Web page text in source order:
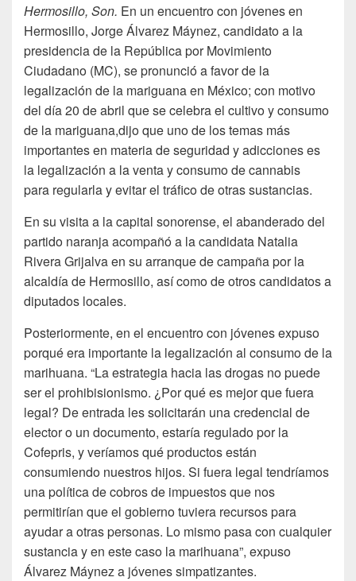
Hermosillo, Son. En un encuentro con jóvenes en
Hermosillo, Jorge Álvarez Máynez, candidato a la
presidencia de la República por Movimiento
Ciudadano (MC), se pronunció a favor de la
legalización de la mariguana en México; con motivo
del día 20 de abril que se celebra el cultivo y consumo
de la mariguana,dijo que uno de los temas más
importantes en materia de seguridad y adicciones es
la legalización a la venta y consumo de cannabis
para regularla y evitar el tráfico de otras sustancias.
En su visita a la capital sonorense, el abanderado del
partido naranja acompañó a la candidata Natalia
Rivera Grijalva en su arranque de campaña por la
alcaldía de Hermosillo, así como de otros candidatos a
diputados locales.
Posteriormente, en el encuentro con jóvenes expuso
porqué era importante la legalización al consumo de la
marihuana. “La estrategia hacia las drogas no puede
ser el prohibisionismo. ¿Por qué es mejor que fuera
legal? De entrada les solicitarán una credencial de
elector o un documento, estaría regulado por la
Cofepris, y veríamos qué productos están
consumiendo nuestros hijos. Si fuera legal tendríamos
una política de cobros de impuestos que nos
permitirían que el gobierno tuviera recursos para
ayudar a otras personas. Lo mismo pasa con cualquier
sustancia y en este caso la marihuana”, expuso
Álvarez Máynez a jóvenes simpatizantes.